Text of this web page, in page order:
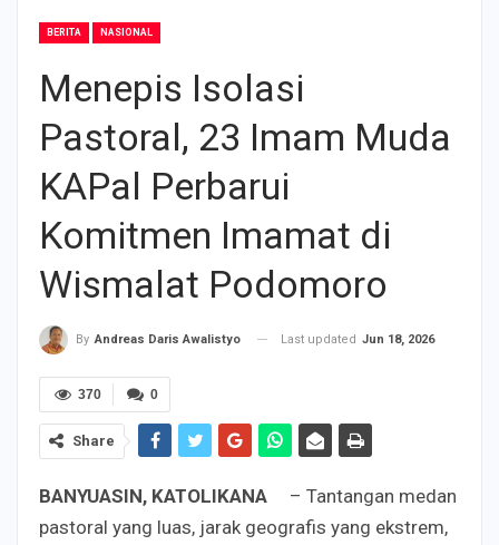
BERITA NASIONAL
Menepis Isolasi
Pastoral, 23 Imam Muda
KAPal Perbarui
Komitmen Imamat di
Wismalat Podomoro
By Andreas Daris Awalistyo Last updated Jun 18, 2026
0
370
Share
BANYUASIN, KATOLIKANA
– Tantangan medan
pastoral yang luas, jarak geografis yang ekstrem,